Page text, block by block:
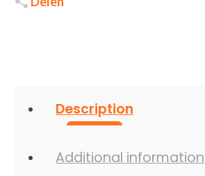
Description
Additional information